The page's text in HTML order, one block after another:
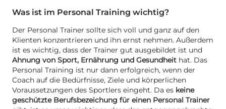
Was ist im Personal Training wichtig?
Der Personal Trainer sollte sich voll und ganz auf den
Klienten konzentrieren und ihn ernst nehmen. Außerdem
ist es wichtig, dass der Trainer gut ausgebildet ist und
Ahnung von Sport, Ernährung und Gesundheit hat. Das
Personal Training ist nur dann erfolgreich, wenn der
Coach auf die Bedürfnisse, Ziele und körperlichen
Voraussetzungen des Sportlers eingeht. Da es keine
geschützte Berufsbezeichung für einen Personal Trainer